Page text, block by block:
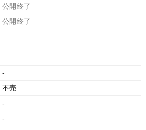
公開終了
公開終了
-
不売
-
-